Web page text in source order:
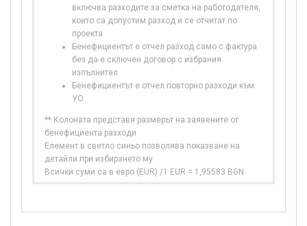
включва разходите за сметка на работодателя,
които са допустим разход и се отчитат по
проекта
Бенефициентът е отчел разход само с фактура
без да е сключен договор с избрания
изпълнител
Бенефициентът е отчел повторно разходи към
УО
** Колоната представя размерът на заявените от
бенефициента разходи
Елемент в светло синьо позволява показване на
детайли при избирането му
Всички суми са в евро (EUR) /1 EUR = 1,95583 BGN